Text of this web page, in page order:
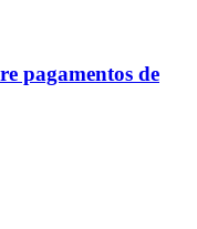
pagamentos de